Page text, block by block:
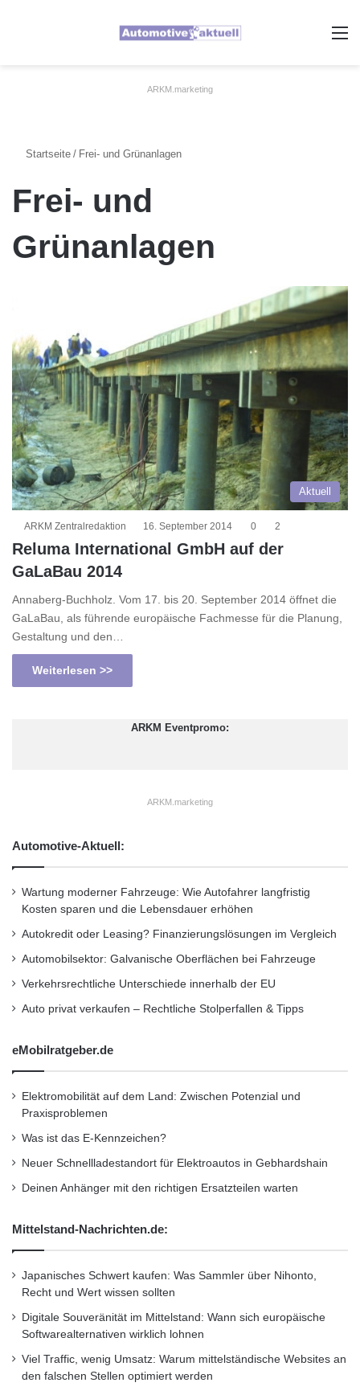
ARKM.marketing
Startseite / Frei- und Grünanlagen
Frei- und
Grünanlagen
Aktuell
ARKM Zentralredaktion 16. September 2014 0 2
Reluma International GmbH auf der
GaLaBau 2014
Annaberg-Buchholz. Vom 17. bis 20. September 2014 öffnet die
GaLaBau, als führende europäische Fachmesse für die Planung,
Gestaltung und den…
Weiterlesen >>
ARKM Eventpromo:
ARKM.marketing
Automotive-Aktuell:
Wartung moderner Fahrzeuge: Wie Autofahrer langfristig
Kosten sparen und die Lebensdauer erhöhen
Autokredit oder Leasing? Finanzierungslösungen im Vergleich
Automobilsektor: Galvanische Oberflächen bei Fahrzeuge
Verkehrsrechtliche Unterschiede innerhalb der EU
Auto privat verkaufen – Rechtliche Stolperfallen & Tipps
eMobilratgeber.de
Elektromobilität auf dem Land: Zwischen Potenzial und
Praxisproblemen
Was ist das E-Kennzeichen?
Neuer Schnellladestandort für Elektroautos in Gebhardshain
Deinen Anhänger mit den richtigen Ersatzteilen warten
Mittelstand-Nachrichten.de:
Japanisches Schwert kaufen: Was Sammler über Nihonto,
Recht und Wert wissen sollten
Digitale Souveränität im Mittelstand: Wann sich europäische
Softwarealternativen wirklich lohnen
Viel Traffic, wenig Umsatz: Warum mittelständische Websites an
den falschen Stellen optimiert werden